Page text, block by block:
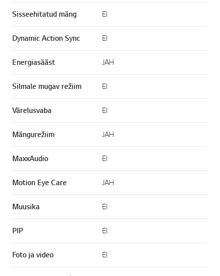
Sisseehitatud mäng EI
Dynamic Action Sync EI
Energiasääst JAH
Silmale mugav režiim EI
Värelusvaba EI
Mängurežiim JAH
MaxxAudio EI
Motion Eye Care JAH
Muusika EI
PIP EI
Foto ja video EI